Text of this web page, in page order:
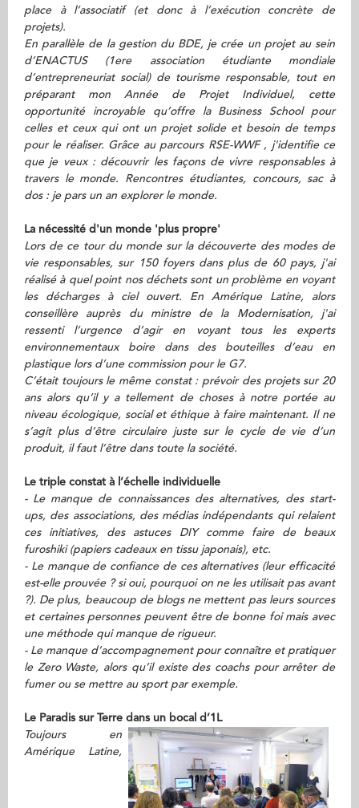
place à l’associatif (et donc à l’exécution concrète de
projets).
En parallèle de la gestion du BDE, je crée un projet au sein
d’ENACTUS (1ere association étudiante mondiale
d’entrepreneuriat social) de tourisme responsable, tout en
préparant mon Année de Projet Individuel, cette
opportunité incroyable qu’offre la Business School pour
celles et ceux qui ont un projet solide et besoin de temps
pour le réaliser. Grâce au parcours RSE-WWF , j'identifie ce
que je veux : découvrir les façons de vivre responsables à
travers le monde. Rencontres étudiantes, concours, sac à
dos : je pars un an explorer le monde.
La nécessité d'un monde 'plus propre'
Lors de ce tour du monde sur la découverte des modes de
vie responsables, sur 150 foyers dans plus de 60 pays, j'ai
réalisé à quel point nos déchets sont un problème en voyant
les décharges à ciel ouvert. En Amérique Latine, alors
conseillère auprès du ministre de la Modernisation, j'ai
ressenti l’urgence d’agir en voyant tous les experts
environnementaux boire dans des bouteilles d’eau en
plastique lors d’une commission pour le G7.
C’était toujours le même constat : prévoir des projets sur 20
ans alors qu’il y a tellement de choses à notre portée au
niveau écologique, social et éthique à faire maintenant. Il ne
s’agit plus d’être circulaire juste sur le cycle de vie d’un
produit, il faut l’être dans toute la société.
Le triple constat à l’échelle individuelle
- Le manque de connaissances des alternatives, des start-
ups, des associations, des médias indépendants qui relaient
ces initiatives, des astuces DIY comme faire de beaux
furoshiki (papiers cadeaux en tissu japonais), etc.
- Le manque de confiance de ces alternatives (leur efficacité
est-elle prouvée ? si oui, pourquoi on ne les utilisait pas avant
?). De plus, beaucoup de blogs ne mettent pas leurs sources
et certaines personnes peuvent être de bonne foi mais avec
une méthode qui manque de rigueur.
- Le manque d’accompagnement pour connaître et pratiquer
le Zero Waste, alors qu’il existe des coachs pour arrêter de
fumer ou se mettre au sport par exemple.
Le Paradis sur Terre dans un bocal d’1L
Toujours en
Amérique Latine,